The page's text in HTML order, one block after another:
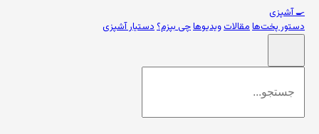
🍳آشپزی
دستور پخت‌هامقالاتویدیوهاچی بپزم؟دستیار آشپزی